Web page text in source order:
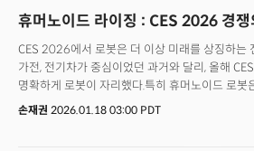
휴머노이드 라이징 : CES 2026 경쟁
CES 2026에서 로봇은 더 이상 미래를 상징하는
가전, 전기차가 중심이었던 과거와 달리, 올해
명확하게 로봇이 자리했다.특히 휴머노이드 로봇
실제 배치와 반복 운영 단계로 진입하고 있음을
손재권 2026.01.18 03:00 PDT